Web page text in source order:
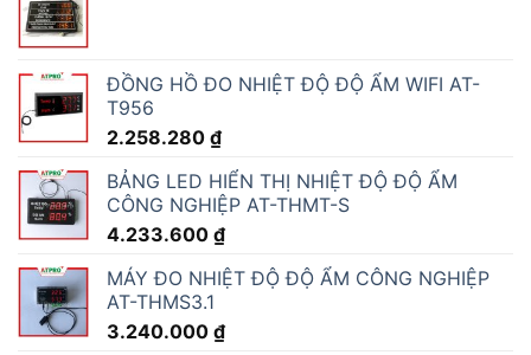
ĐỒNG HỒ ĐO NHIỆT ĐỘ ĐỘ ẨM WIFI AT-
T956
2.258.280 ₫
BẢNG LED HIỂN THỊ NHIỆT ĐỘ ĐỘ ẨM
CÔNG NGHIỆP AT-THMT-S
4.233.600 ₫
MÁY ĐO NHIỆT ĐỘ ĐỘ ẨM CÔNG NGHIỆP
AT-THMS3.1
3.240.000 ₫